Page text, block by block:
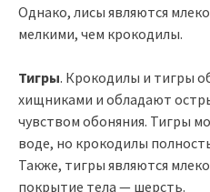
Однако, лисы являются
мелкими, чем крокодилы.
Тигры. Крокодилы и тигры
хищниками и обладают
чувством обоняния. Тигры
воде, но крокодилы
Также, тигры являются
покрытие тела — шерсть.